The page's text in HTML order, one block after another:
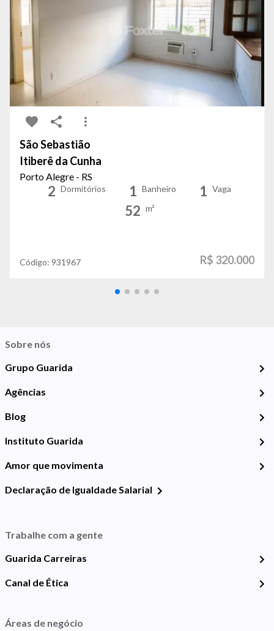
São Sebastião
Itiberê da Cunha
Porto Alegre - RS
2 Dormitórios 1 Banheiro 1 Vaga
52 m²
Código: 931967 R$ 320.000
Sobre nós
Grupo Guarida
Agências
Blog
Instituto Guarida
Amor que movimenta
Declaração de Igualdade Salarial
Trabalhe com a gente
Guarida Carreiras
Canal de Ética
Áreas de negócio